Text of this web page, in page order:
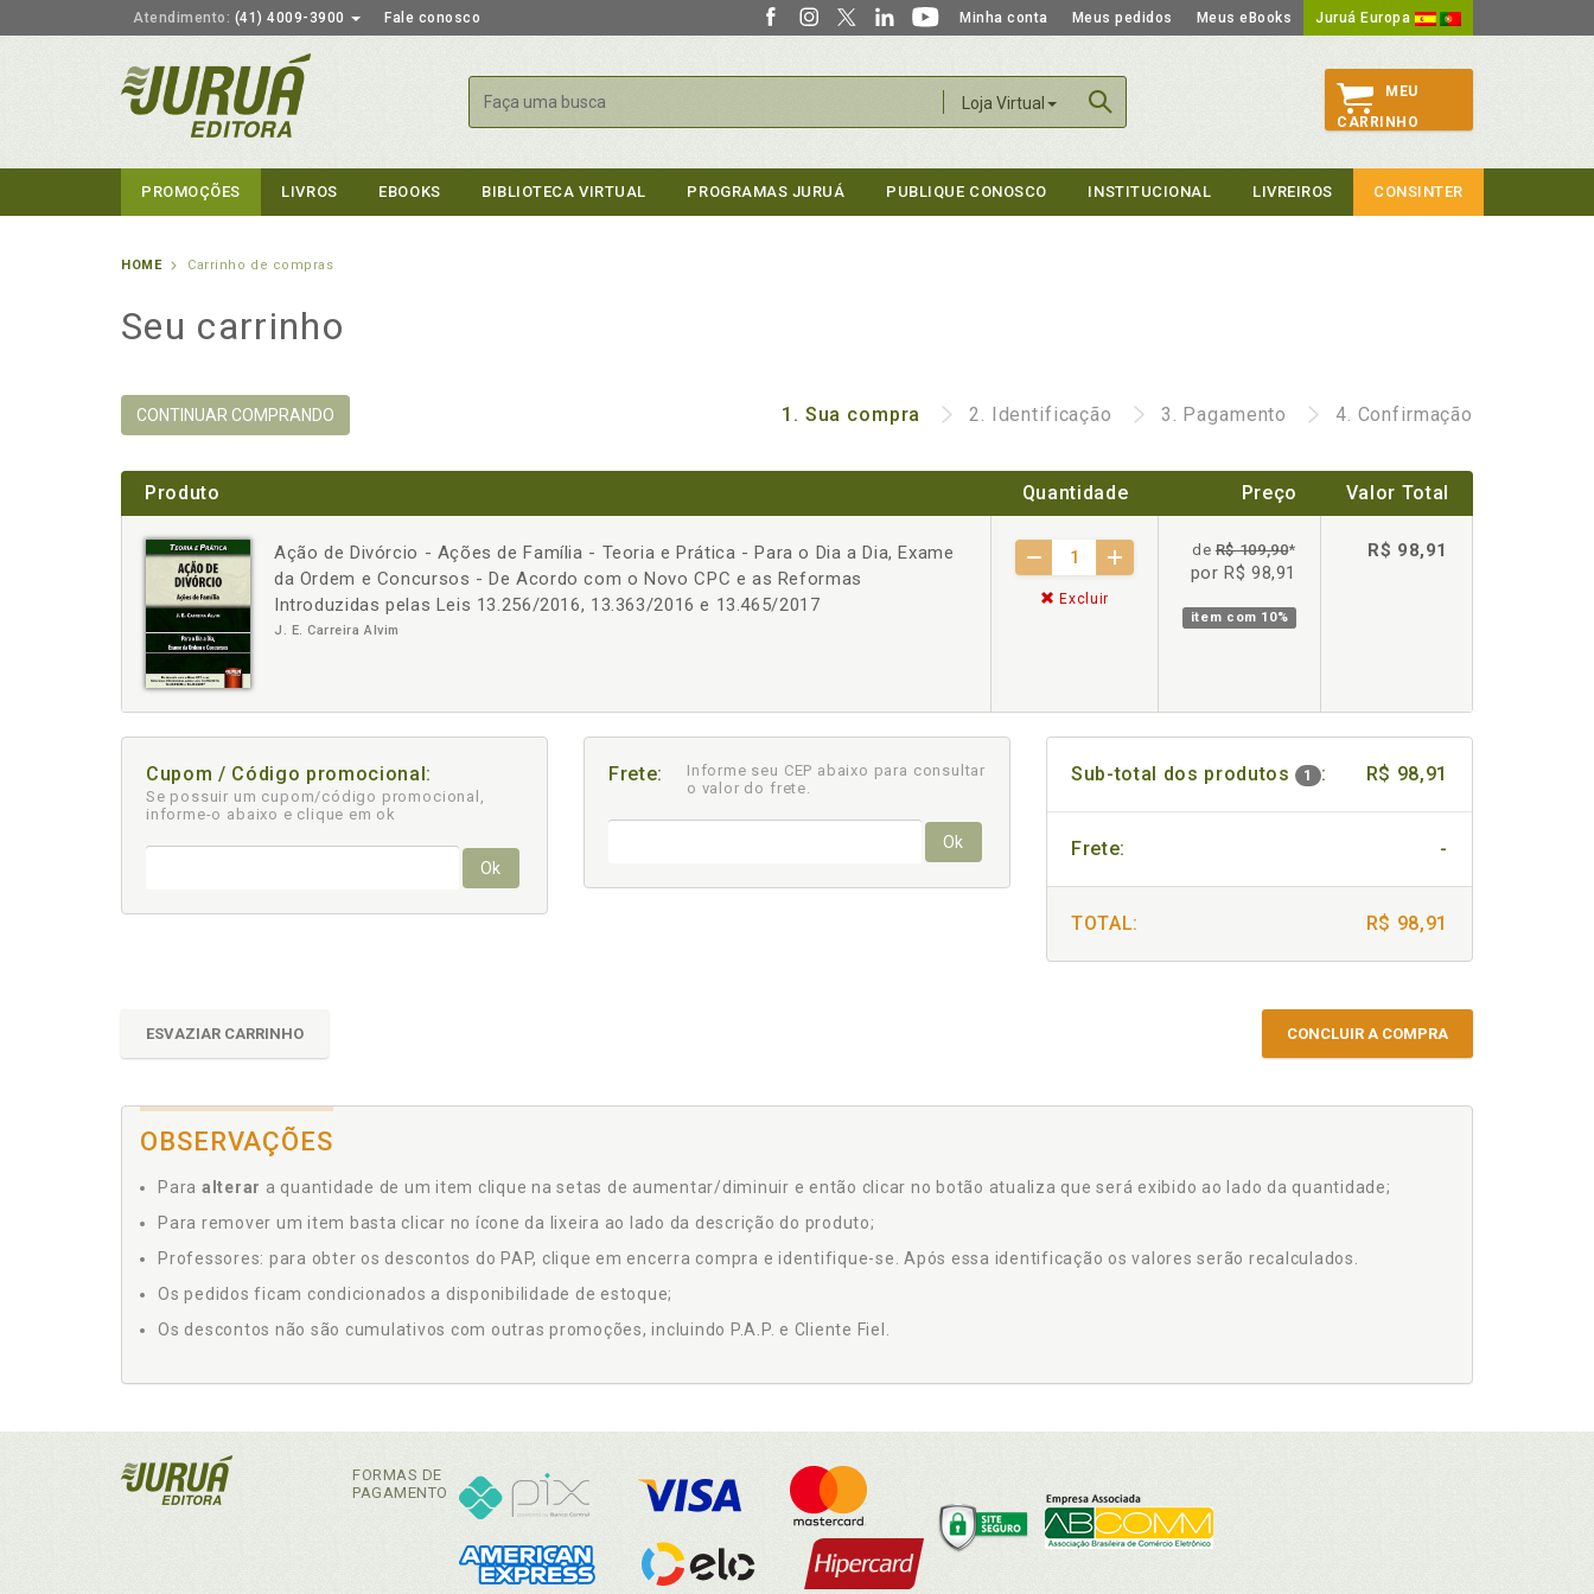
Atendimento: (41) 4009-3900 Fale conosco Minha conta Meus pedidos Meus eBooks Juruá Europa
Loja Virtual
Buscar
MEU
CARRINHO
PROMOÇÕES LIVROS EBOOKS BIBLIOTECA VIRTUAL PROGRAMAS JURUÁ PUBLIQUE CONOSCO INSTITUCIONAL LIVREIROS CONSINTER
HOME Carrinho de compras
Seu carrinho
CONTINUAR COMPRANDO 1. Sua compra 2. Identificação 3. Pagamento 4. Confirmação
Produto Quantidade Preço Valor Total
Ação de Divórcio - Ações de Família - Teoria e Prática - Para o Dia a Dia, Exame
da Ordem e Concursos - De Acordo com o Novo CPC e as Reformas
Introduzidas pelas Leis 13.256/2016, 13.363/2016 e 13.465/2017
J. E. Carreira Alvim
- +
Excluir
deR$ 109,90*
por R$ 98,91
item com 10%
R$ 98,91
Cupom / Código promocional:
Se possuir um cupom/código promocional,
informe-o abaixo e clique em ok
Ok
Frete:
Informe seu CEP abaixo para consultar
o valor do frete.
Ok
Sub-total dos produtos 1 : R$ 98,91
Frete: -
TOTAL: R$ 98,91
ESVAZIAR CARRINHO CONCLUIR A COMPRA
OBSERVAÇÕES
Para alterar a quantidade de um item clique na setas de aumentar/diminuir e então clicar no botão atualiza que será exibido ao lado da quantidade;
Para remover um item basta clicar no ícone da lixeira ao lado da descrição do produto;
Professores: para obter os descontos do PAP, clique em encerra compra e identifique-se. Após essa identificação os valores serão recalculados.
Os pedidos ficam condicionados a disponibilidade de estoque;
Os descontos não são cumulativos com outras promoções, incluindo P.A.P. e Cliente Fiel.
FORMAS DE
PAGAMENTO